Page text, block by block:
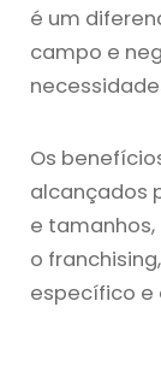
é um
campo e
Os
alcançados
e
o
específico e